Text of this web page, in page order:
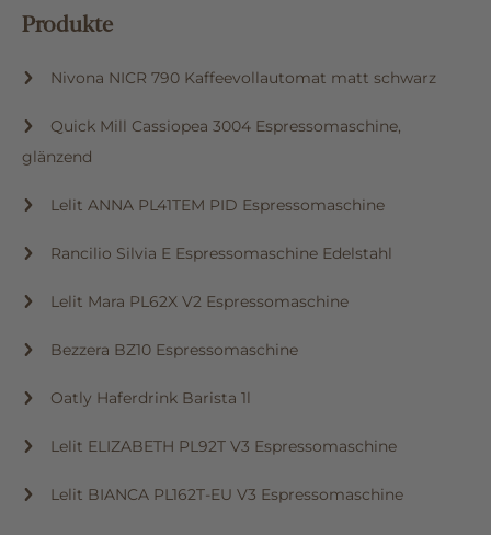
Produkte
Nivona NICR 790 Kaffeevollautomat matt schwarz
Quick Mill Cassiopea 3004 Espressomaschine,
glänzend
Lelit ANNA PL41TEM PID Espressomaschine
Rancilio Silvia E Espressomaschine Edelstahl
Lelit Mara PL62X V2 Espressomaschine
Bezzera BZ10 Espressomaschine
Oatly Haferdrink Barista 1l
Lelit ELIZABETH PL92T V3 Espressomaschine
Lelit BIANCA PL162T-EU V3 Espressomaschine